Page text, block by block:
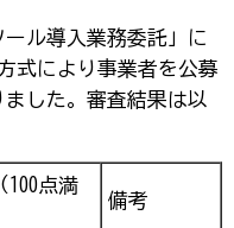
ール導入業務委託」に
式により事業者を公募
した。審査結果は以
100点満
備考